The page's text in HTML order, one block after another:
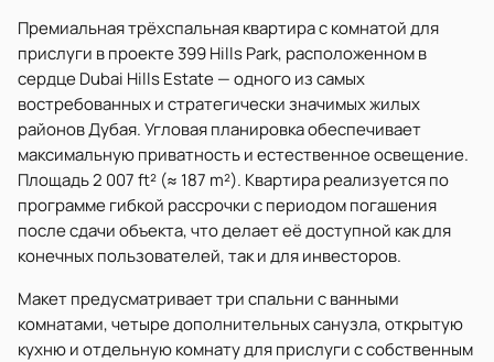
Премиальная трёхспальная квартира с комнатой для
прислуги в проекте 399 Hills Park, расположенном в
сердце Dubai Hills Estate — одного из самых
востребованных и стратегически значимых жилых
районов Дубая. Угловая планировка обеспечивает
максимальную приватность и естественное освещение.
Площадь 2 007 ft² (≈ 187 m²). Квартира реализуется по
программе гибкой рассрочки с периодом погашения
после сдачи объекта, что делает её доступной как для
конечных пользователей, так и для инвесторов.
Макет предусматривает три спальни с ванными
комнатами, четыре дополнительных санузла, открытую
кухню и отдельную комнату для прислуги с собственным